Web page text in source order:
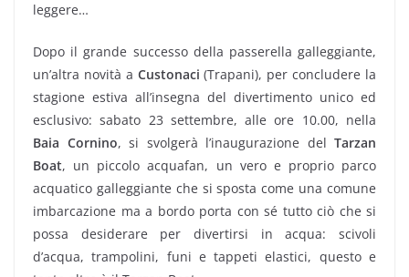
leggere…
Dopo il grande successo della passerella galleggiante,
un’altra novità a Custonaci (Trapani), per concludere la
stagione estiva all’insegna del divertimento unico ed
esclusivo: sabato 23 settembre, alle ore 10.00, nella
Baia Cornino, si svolgerà l’inaugurazione del Tarzan
Boat, un piccolo acquafan, un vero e proprio parco
acquatico galleggiante che si sposta come una comune
imbarcazione ma a bordo porta con sé tutto ciò che si
possa desiderare per divertirsi in acqua: scivoli
d’acqua, trampolini, funi e tappeti elastici, questo e